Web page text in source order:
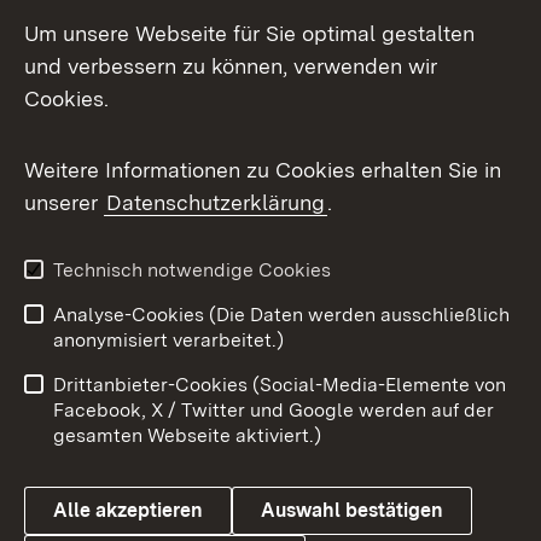
Facebook
X / Twitter
Youtube
Impressum
Kontakt
Barrierefreiheit
Datenschutz
Cookies
Um unsere Webseite für Sie optimal gestalten
und verbessern zu können, verwenden wir
Cookies.
Weitere Informationen zu Cookies erhalten Sie in
unserer Datenschutzerklärung.
Technisch notwendige Cookies
Analyse-Cookies (Die Daten werden ausschließlich
anonymisiert verarbeitet.)
Drittanbieter-Cookies (Social-Media-Elemente von
Facebook, X / Twitter und Google werden auf der
gesamten Webseite aktiviert.)
Alle akzeptieren Auswahl bestätigen